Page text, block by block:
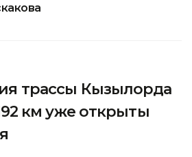
трассы Кызылорда
км уже открыты